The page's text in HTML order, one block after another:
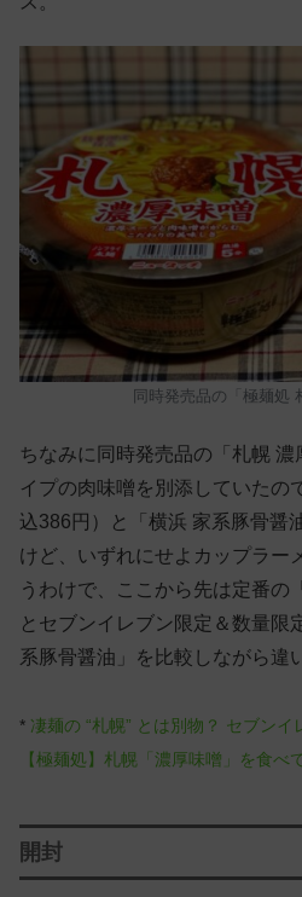
同時発売品の「極麺処
ちなみに同時発売品の「札幌
イプの肉味噌を別添していたの
込386円）と「横浜 家系豚骨醤
けど、いずれにせよカップラー
うわけで、ここから先は定番の
とセブンイレブン限定＆数量限
系豚骨醤油」を比較しながら違
* 凄麺の “札幌” とは別物？ セブン
【極麺処】札幌「濃厚味噌」を食
開封